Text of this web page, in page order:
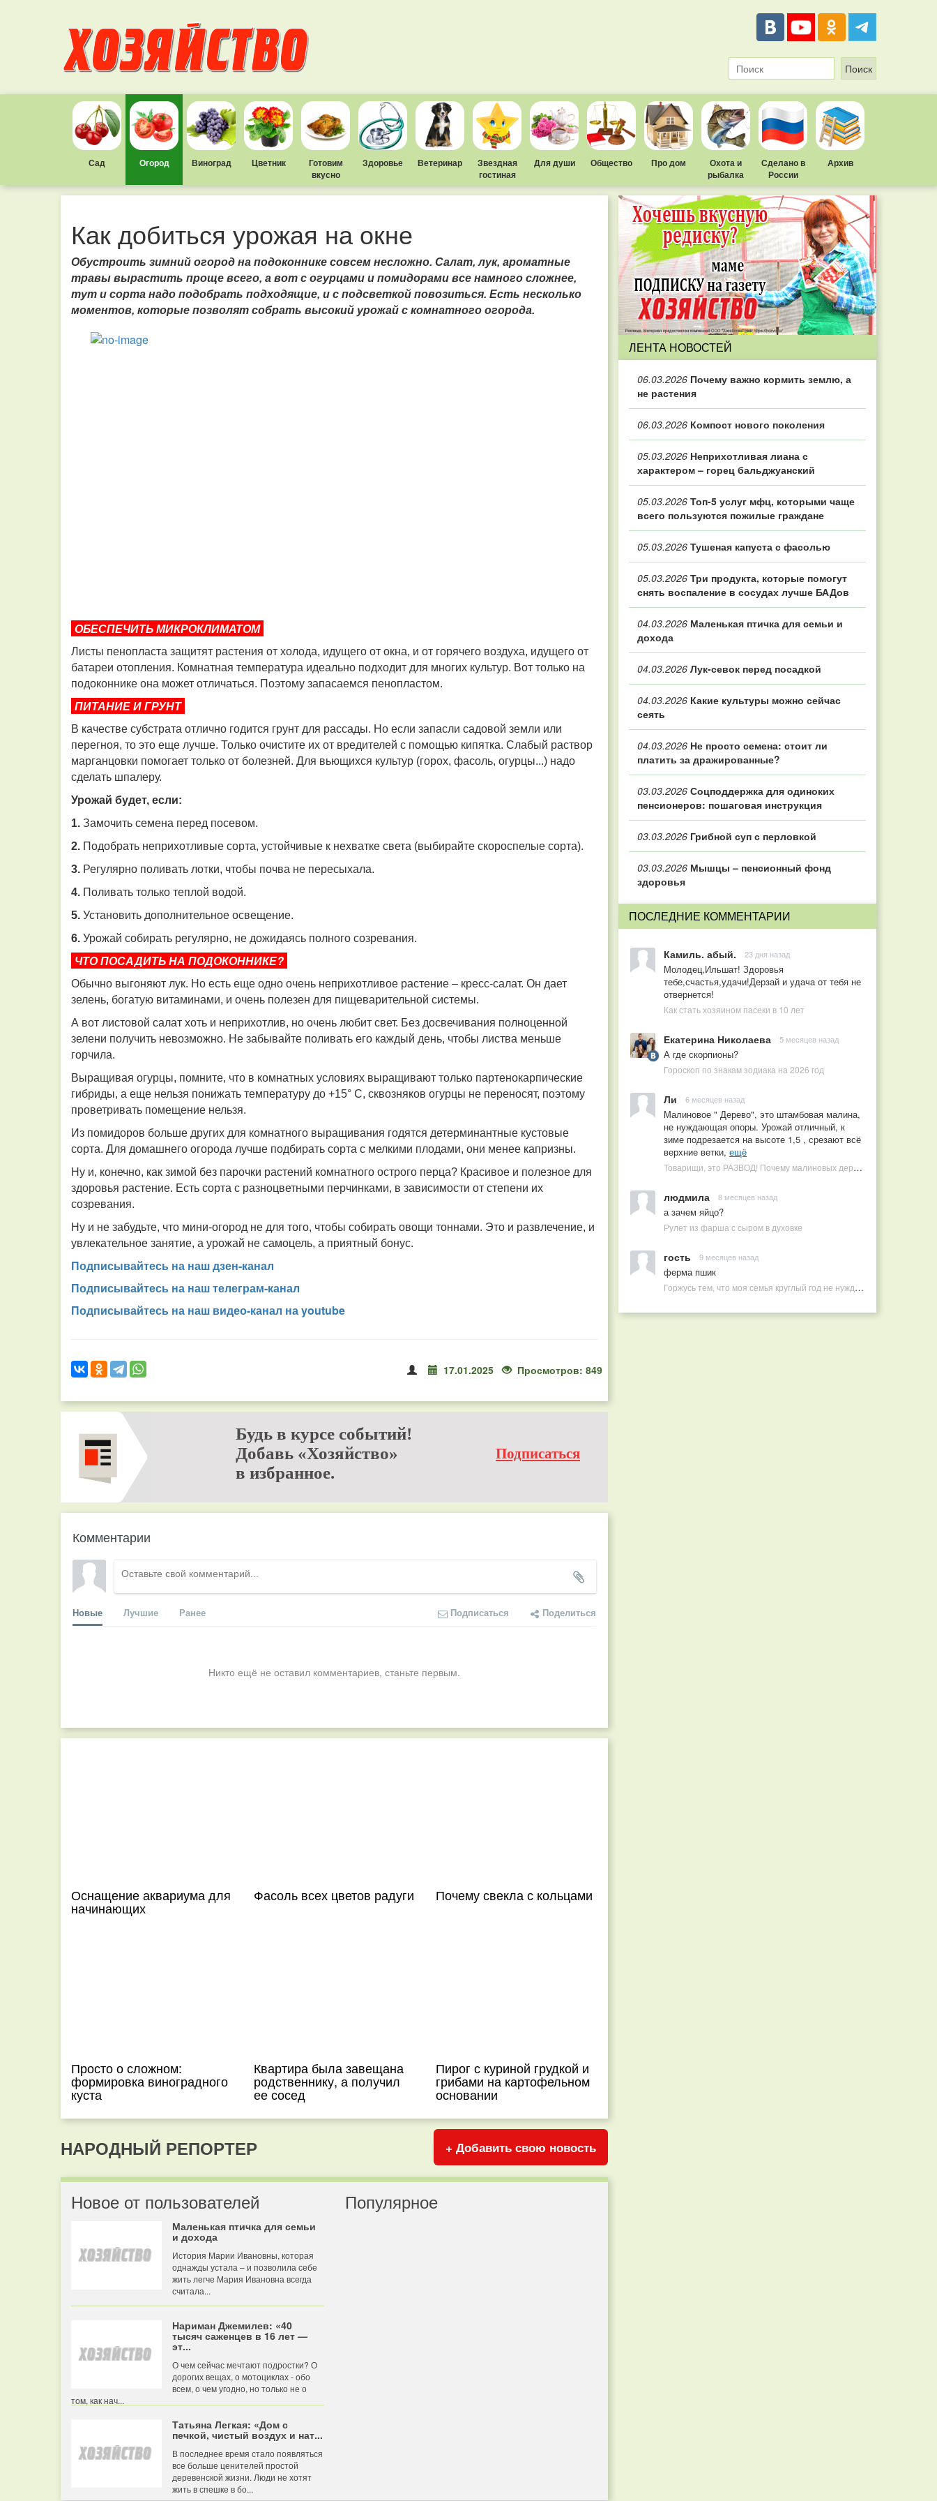
Сад Огород Виноград Цветник
Готовим
вкусно
Здоровье Ветеринар
Звездная
гостиная
Для души Общество Про дом
Охота и
рыбалка
Сделано в
России
Архив
Как добиться урожая на окне
Обустроить зимний огород на подоконнике совсем несложно. Салат, лук, ароматные
травы вырастить проще всего, а вот с огурцами и помидорами все намного сложнее,
тут и сорта надо подобрать подходящие, и с подсветкой повозиться. Есть несколько
моментов, которые позволят собрать высокий урожай с комнатного огорода.
ОБЕСПЕЧИТЬ МИКРОКЛИМАТОМ
Листы пенопласта защитят растения от холода, идущего от окна, и от горячего воздуха, идущего от
батареи отопления. Комнатная температура идеально подходит для многих культур. Вот только на
подоконнике она может отличаться. Поэтому запасаемся пенопластом.
ПИТАНИЕ И ГРУНТ​​​​​​​
В качестве субстрата отлично годится грунт для рассады. Но если запасли садовой земли или
перегноя, то это еще лучше. Только очистите их от вредителей с помощью кипятка. Слабый раствор
марганцовки помогает только от болезней. Для вьющихся культур (горох, фасоль, огурцы...) надо
сделать шпалеру.
Урожай будет, если:
1. Замочить семена перед посевом.
2. Подобрать неприхотливые сорта, устойчивые к нехватке света (выбирайте скороспелые сорта).
3. Регулярно поливать лотки, чтобы почва не пересыхала.
4. Поливать только теплой водой.
5. Установить дополнительное освещение.
6. Урожай собирать регулярно, не дожидаясь полного созревания.
ЧТО ПОСАДИТЬ НА ПОДОКОННИКЕ?​​​​​​​
Обычно выгоняют лук. Но есть еще одно очень неприхотливое растение – кресс-салат. Он дает
зелень, богатую витаминами, и очень полезен для пищеварительной системы.
А вот листовой салат хоть и неприхотлив, но очень любит свет. Без досвечивания полноценной
зелени получить невозможно. Не забывайте поливать его каждый день, чтобы листва меньше
горчила.
Выращивая огурцы, помните, что в комнатных условиях выращивают только партенокарпические
гибриды, а еще нельзя понижать температуру до +15° С, сквозняков огурцы не переносят, поэтому
проветривать помещение нельзя.
Из помидоров больше других для комнатного выращивания годятся детерминантные кустовые
сорта. Для домашнего огорода лучше подбирать сорта с мелкими плодами, они менее капризны.
Ну и, конечно, как зимой без парочки растений комнатного острого перца? Красивое и полезное для
здоровья растение. Есть сорта с разноцветными перчинками, в зависимости от степени их
созревания.
Ну и не забудьте, что мини-огород не для того, чтобы собирать овощи тоннами. Это и развлечение, и
увлекательное занятие, а урожай не самоцель, а приятный бонус.
Подписывайтесь на наш дзен-канал
Подписывайтесь на наш телеграм-канал
Подписывайтесь на наш видео-канал на youtube
17.01.2025 Просмотров: 849
Будь в курсе событий!
Добавь «Хозяйство»
в избранное.
Подписаться
Комментарии
Новые Лучшие Ранее Подписаться Поделиться
Никто ещё не оставил комментариев, станьте первым.
Оснащение аквариума для
начинающих
Фасоль всех цветов радуги Почему свекла с кольцами
Просто о сложном:
формировка виноградного
куста
Квартира была завещана
родственнику, а получил
ее сосед
Пирог с куриной грудкой и
грибами на картофельном
основании
НАРОДНЫЙ РЕПОРТЕР + Добавить свою новость
Новое от пользователей
Маленькая птичка для семьи
и дохода
История Марии Ивановны, которая
однажды устала – и позволила себе
жить легче Мария Ивановна всегда
считала...
Нариман Джемилев: «40
тысяч саженцев в 16 лет —
эт...
О чем сейчас мечтают подростки? О
дорогих вещах, о мотоциклах - обо
всем, о чем угодно, но только не о
том, как нач...
Татьяна Легкая: «Дом с
печкой, чистый воздух и нат...
В последнее время стало появляться
все больше ценителей простой
деревенской жизни. Люди не хотят
жить в спешке в бо...
Популярное
ЛЕНТА НОВОСТЕЙ
06.03.2026 Почему важно кормить землю, а
не растения
06.03.2026 Компост нового поколения
05.03.2026 Неприхотливая лиана с
характером – горец бальджуанский
05.03.2026 Топ‑5 услуг мфц, которыми чаще
всего пользуются пожилые граждане
05.03.2026 Тушеная капуста с фасолью
05.03.2026 Три продукта, которые помогут
снять воспаление в сосудах лучше БАДов
04.03.2026 Маленькая птичка для семьи и
дохода
04.03.2026 Лук-севок перед посадкой
04.03.2026 Какие культуры можно сейчас
сеять
04.03.2026 Не просто семена: стоит ли
платить за дражированные?
03.03.2026 Соцподдержка для одиноких
пенсионеров: пошаговая инструкция
03.03.2026 Грибной суп с перловкой
03.03.2026 Мышцы – пенсионный фонд
здоровья
ПОСЛЕДНИЕ КОММЕНТАРИИ
Камиль. абый. 23 дня назад
Молодец,Ильшат! Здоровья
тебе,счастья,удачи!Дерзай и удача от тебя не
отвернется!
Как стать хозяином пасеки в 10 лет
Екатерина Николаева 5 месяцев назад
А где скорпионы?
Гороскоп по знакам зодиака на 2026 год
Ли 6 месяцев назад
Малиновое " Дерево", это штамбовая малина,
не нуждающая опоры. Урожай отличный, к
зиме подрезается на высоте 1,5 , срезают всё
верхние ветки, ещё
Товарищи, это РАЗВОД! Почему малиновых деревьев не бывает, или Как ушлые продавцы наживаются на мечтах садоводов
людмила 8 месяцев назад
а зачем яйцо?
Рулет из фарша с сыром в духовке
гость 9 месяцев назад
ферма пшик
Горжусь тем, что моя семья круглый год не нуждается в покупных витаминах